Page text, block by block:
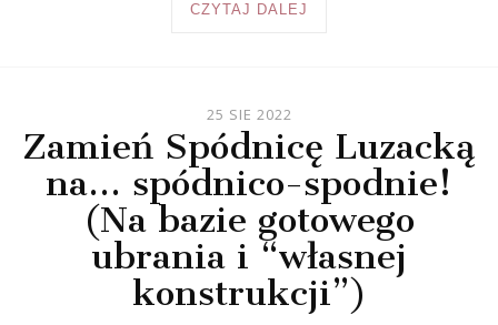
CZYTAJ DALEJ
25 SIE 2022
Zamień Spódnicę Luzacką
na… spódnico-spodnie!
(Na bazie gotowego
ubrania i “własnej
konstrukcji”)